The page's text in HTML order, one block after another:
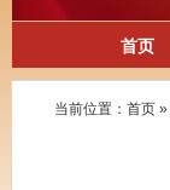
首页
当前位置： 首页 »